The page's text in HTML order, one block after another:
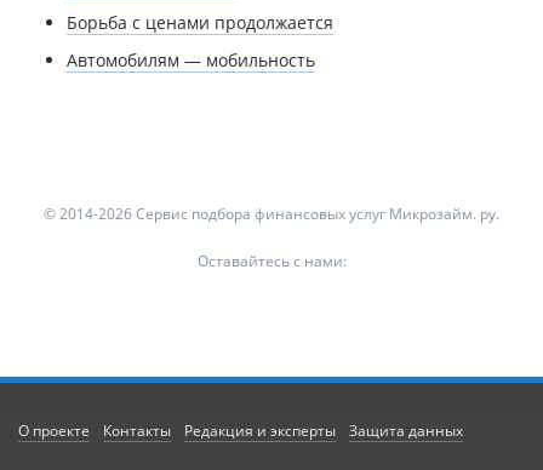
Борьба с ценами продолжается
Автомобилям — мобильность
© 2014-2026 Сервис подбора финансовых услуг Микрозайм. ру.
Оставайтесь с нами:
О проекте Контакты Редакция и эксперты Защита данных